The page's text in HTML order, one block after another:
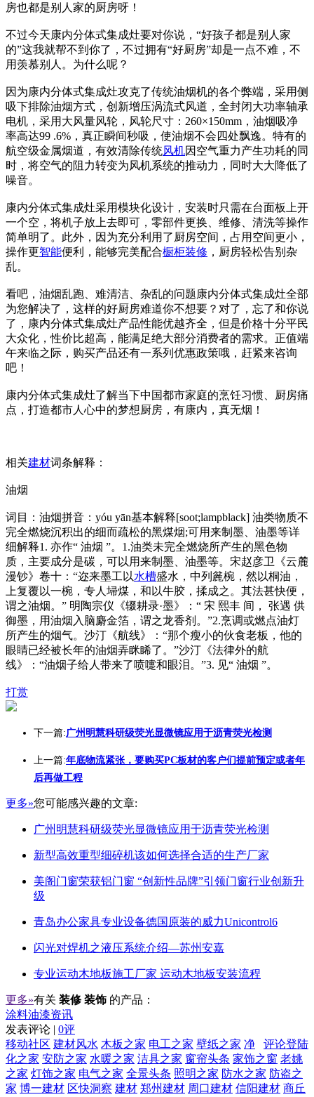
房也都是别人家的厨房呀！
不过今天康内分体式集成灶要对你说，“好孩子都是别人家
的”这我就帮不到你了，不过拥有“好厨房”却是一点不难，不
用羡慕别人。为什么呢？
因为康内分体式集成灶攻克了传统油烟机的各个弊端，采用侧
吸下排除油烟方式，创新增压涡流式风道，全封闭大功率轴承
电机，采用大风量风轮，风轮尺寸：260×150mm，油烟吸净
率高达99 .6%，真正瞬间秒吸，使油烟不会四处飘逸。特有的
航空级金属烟道，有效清除传统风机因空气重力产生功耗的同
时，将空气的阻力转变为风机系统的推动力，同时大大降低了
噪音。
康内分体式集成灶采用模块化设计，安装时只需在台面板上开
一个空，将机子放上去即可，零部件更换、维修、清洗等操作
简单明了。此外，因为充分利用了厨房空间，占用空间更小，
操作更智能便利，能够完美配合橱柜装修 ，厨房轻松告别杂
乱。
看吧，油烟乱跑、难清洁、杂乱的问题康内分体式集成灶全部
为您解决了，这样的好厨房难道你不想要？对了，忘了和你说
了，康内分体式集成灶产品性能优越齐全，但是价格十分平民
大众化，性价比超高，能满足绝大部分消费者的需求。正值端
午来临之际，购买产品还有一系列优惠政策哦，赶紧来咨询
吧！
康内分体式集成灶了解当下中国都市家庭的烹饪习惯、厨房痛
点，打造都市人心中的梦想厨房，有康内，真无烟！
相关建材词条解释：
油烟
词目：油烟拼音：yóu yān基本解释[soot;lampblack] 油类物质不
完全燃烧沉积出的细而疏松的黑煤烟;可用来制墨、油墨等详
细解释1. 亦作“ 油烟 ”。1.油类未完全燃烧所产生的黑色物
质，主要成分是碳，可以用来制墨、油墨等。宋赵彦卫《云麓
漫钞》卷十：“迩来墨工以水槽盛水，中列麄椀，然以桐油，
上复覆以一椀，专人埽煤，和以牛胶，揉成之。其法甚快便，
谓之油烟。” 明陶宗仪《辍耕录·墨》：“ 宋 熙丰 间， 张遇 供
御墨，用油烟入脑麝金箔，谓之龙香剂。”2.烹调或燃点油灯
所产生的烟气。沙汀《航线》：“那个瘦小的伙食老板，他的
眼睛已经被长年的油烟弄眯睎了。”沙汀《法律外的航
线》：“油烟子给人带来了喷嚏和眼泪。”3. 见“ 油烟 ”。
打赏
下一篇:广州明慧科研级荧光显微镜应用于沥青荧光检测
上一篇:年底物流紧张，要购买PC板材的客户们提前预定或者年
后再做工程
更多»您可能感兴趣的文章:
广州明慧科研级荧光显微镜应用于沥青荧光检测
新型高效重型细碎机该如何选择合适的生产厂家
美阁门窗荣获铝门窗 “创新性品牌”引领门窗行业创新升
级
青岛办公家具专业设备德国原装的威力Unicontrol6
闪光对焊机之液压系统介绍—苏州安嘉
专业运动木地板施工厂家 运动木地板安装流程
更多»有关 装修 装饰 的产品：
涂料油漆资讯
发表评论 | 0评
评论登陆
移动社区 建材风水 木板之家 电工之家 壁纸之家 净
化之家 安防之家 水暖之家 洁具之家 窗帘头条 家饰之窗 老姚
之家 灯饰之家 电气之家 全景头条 照明之家 防水之家 防盗之
家 博一建材 区快洞察 建材 郑州建材 周口建材 信阳建材 商丘